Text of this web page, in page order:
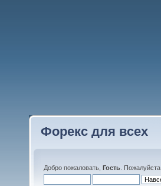
Форекс для всех
Добро пожаловать, Гость . Пожалуйста,